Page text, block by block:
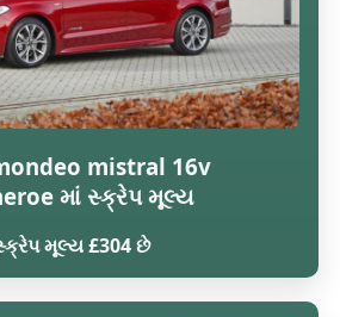
mistral 16v
માં સ્ક્રેપ મૂલ્ય
મૂલ્ય £304 છે